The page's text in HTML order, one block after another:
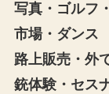
写真・ゴルフ
市場・ダンス
路上販売・外
銃体験・セス